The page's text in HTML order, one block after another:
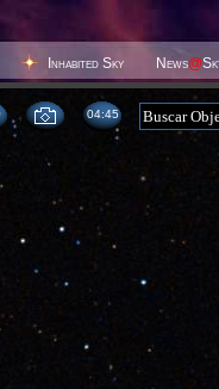
Inhabited Sky News@
04 45